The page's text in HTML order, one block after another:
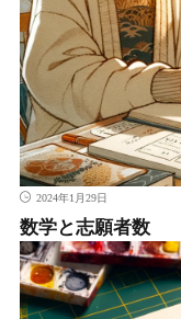
2024年1月29日
数学と志願者数